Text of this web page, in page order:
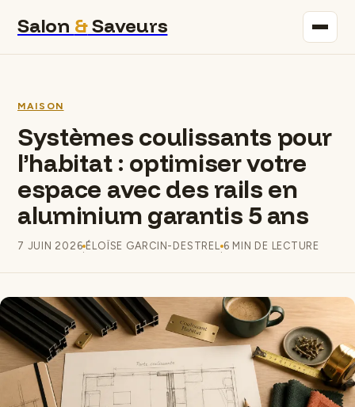
Salon &Saveurs
Gastronomie
Bricolage
Déco
MAISON
Systèmes coulissants pour
l’habitat : optimiser votre
espace avec des rails en
aluminium garantis 5 ans
7 JUIN 2026·ÉLOÏSE GARCIN-DESTREL·6 MIN DE LECTURE